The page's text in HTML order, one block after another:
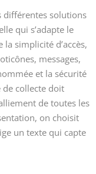
différentes solutions
qui s’adapte le
simplicité d’accès,
messages,
et la sécurité
de collecte doit
de toutes les
on choisit
un texte qui capte